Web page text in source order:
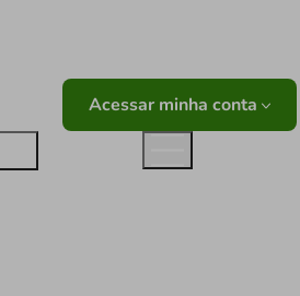
Acessar minha conta